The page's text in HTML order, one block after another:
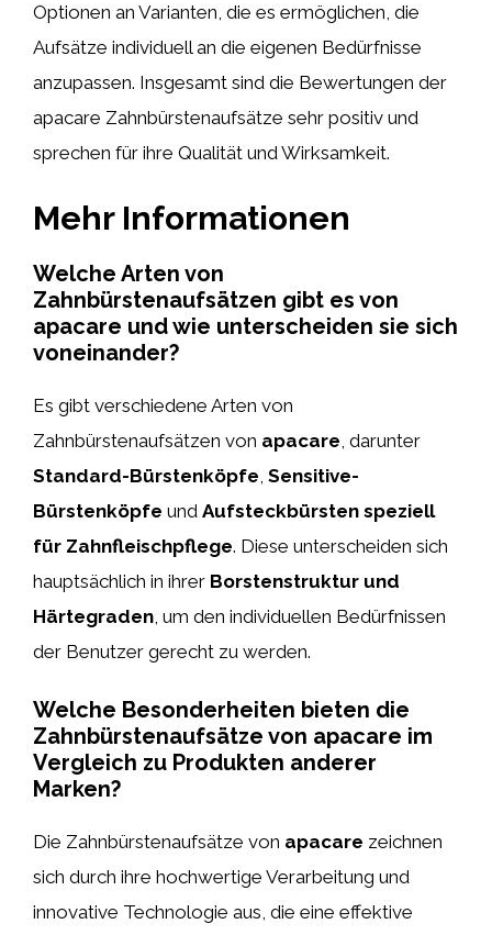
Optionen an Varianten, die es ermöglichen, die
Aufsätze individuell an die eigenen Bedürfnisse
anzupassen. Insgesamt sind die Bewertungen der
apacare Zahnbürstenaufsätze sehr positiv und
sprechen für ihre Qualität und Wirksamkeit.
Mehr Informationen
Welche Arten von
Zahnbürstenaufsätzen gibt es von
apacare und wie unterscheiden sie sich
voneinander?
Es gibt verschiedene Arten von
Zahnbürstenaufsätzen von apacare , darunter
Standard-Bürstenköpfe Sensitive-
Bürstenköpfe und Aufsteckbürsten speziell
für Zahnfleischpflege. Diese unterscheiden sich
hauptsächlich in ihrer Borstenstruktur und
Härtegraden , um den individuellen Bedürfnissen
der Benutzer gerecht zu werden.
Welche Besonderheiten bieten die
Zahnbürstenaufsätze von apacare im
Vergleich zu Produkten anderer
Marken?
Die Zahnbürstenaufsätze von apacare zeichnen
sich durch ihre hochwertige Verarbeitung und
innovative Technologie aus, die eine effektive